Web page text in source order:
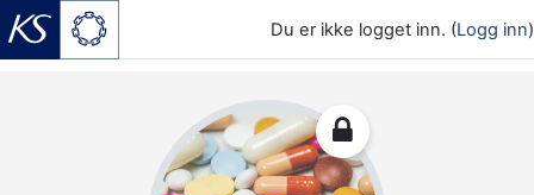
Du er ikke logget inn. (Logg inn)